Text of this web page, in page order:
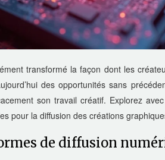
transformé la façon dont les
des opportunités sans
son travail créatif. Explorez
pour la diffusion des créations
de diffusion